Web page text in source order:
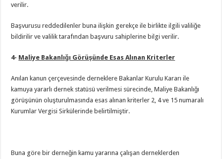
verilir.
Başvurusu reddedilenler buna ilişkin gerekçe ile birlikte ilgili valiliğe
bildirilir ve valilik tarafından başvuru sahiplerine bilgi verilir.
4- Maliye Bakanlığı Görüşünde Esas Alınan Kriterler
Anılan kanun çerçevesinde derneklere Bakanlar Kurulu Kararı ile
kamuya yararlı dernek statüsü verilmesi sürecinde, Maliye Bakanlığı
görüşünün oluşturulmasında esas alınan kriterler 2, 4 ve 15 numaralı
Kurumlar Vergisi Sirkülerinde belirtilmiştir.
Buna göre bir derneğin kamu yararına çalışan derneklerden